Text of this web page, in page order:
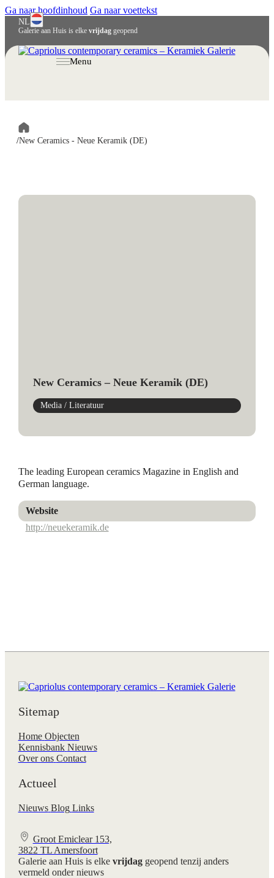
Ga naar hoofdinhoud Ga naar voettekst
Galerie aan Huis is elke vrijdaggeopend
NL
Menu
/New Ceramics - Neue Keramik (DE)
New Ceramics – Neue Keramik (DE)
Media / Literatuur
The leading European ceramics Magazine in English and
German language.
Website
http://neuekeramik.de
Sitemap
Home Objecten
Kennisbank Nieuws
Over ons Contact
Actueel
Nieuws Blog Links
Groot Emiclear 153,
3822 TL Amersfoort
Galerie aan Huis is elke vrijdaggeopend tenzij anders
vermeld onder nieuws